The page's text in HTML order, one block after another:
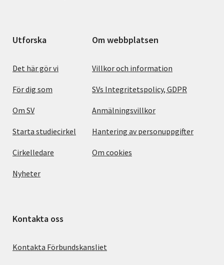
Utforska
Det här gör vi
För dig som
Om SV
Starta studiecirkel
Cirkelledare
Nyheter
Om webbplatsen
Villkor och information
SVs Integritetspolicy, GDPR
Anmälningsvillkor
Hantering av personuppgifter
Om cookies
Kontakta oss
Kontakta Förbundskansliet